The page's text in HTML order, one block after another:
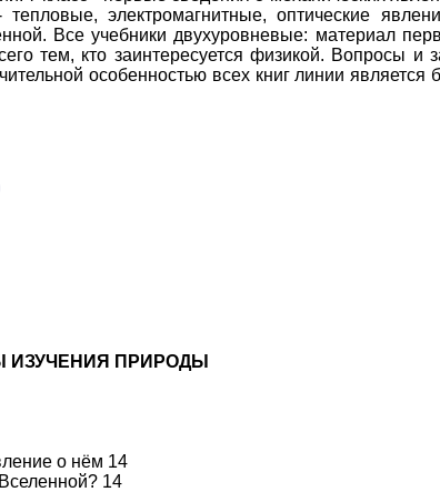
электромагнитные, оптические
Все учебники двухуровневые: материал
тем, кто заинтересуется физикой. Вопросы и
особенностью всех книг линии является
ИЗУЧЕНИЯ ПРИРОДЫ
о нём 14
14